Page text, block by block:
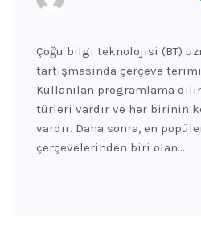
Çoğu bilgi teknolojisi (BT)
tartışmasında çerçeve
Kullanılan programlama
türleri vardır ve her birinin
vardır. Daha sonra, en
çerçevelerinden biri olan…